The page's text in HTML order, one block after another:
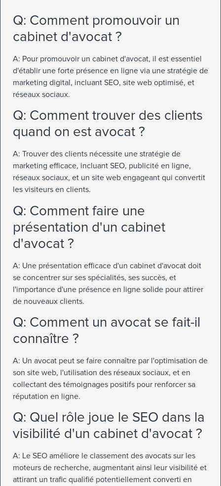
Q: Comment promouvoir un
cabinet d'avocat ?
A: Pour promouvoir un cabinet d'avocat, il est essentiel
d'établir une forte présence en ligne via une stratégie de
marketing digital, incluant SEO, site web optimisé, et
réseaux sociaux.
Q: Comment trouver des clients
quand on est avocat ?
A: Trouver des clients nécessite une stratégie de
marketing efficace, incluant SEO, publicité en ligne,
réseaux sociaux, et un site web engageant qui convertit
les visiteurs en clients.
Q: Comment faire une
présentation d'un cabinet
d'avocat ?
A: Une présentation efficace d'un cabinet d'avocat doit
se concentrer sur ses spécialités, ses succès, et
l'importance d'une présence en ligne solide pour attirer
de nouveaux clients.
Q: Comment un avocat se fait-il
connaître ?
A: Un avocat peut se faire connaître par l'optimisation de
son site web, l'utilisation des réseaux sociaux, et en
collectant des témoignages positifs pour renforcer sa
réputation en ligne.
Q: Quel rôle joue le SEO dans la
visibilité d'un cabinet d'avocat ?
A: Le SEO améliore le classement des avocats sur les
moteurs de recherche, augmentant ainsi leur visibilité et
attirant un trafic qualifié potentiellement converti en